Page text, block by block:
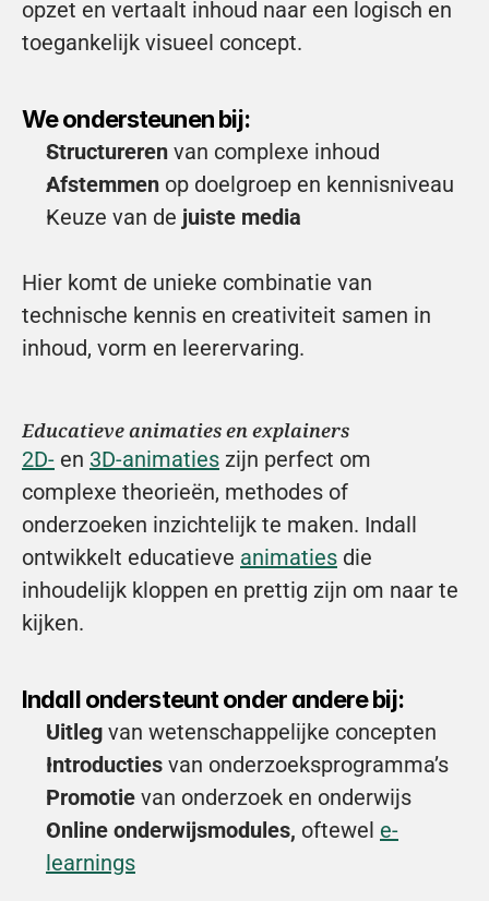
opzet en vertaalt inhoud naar een logisch en
toegankelijk visueel concept.
We ondersteunen bij:
Structureren van complexe inhoud
Afstemmen op doelgroep en kennisniveau
Keuze van de juiste media
Hier komt de unieke combinatie van
technische kennis en creativiteit samen in
inhoud, vorm en leerervaring.
Educatieve animaties en explainers
2D- en 3D-animaties zijn perfect om
complexe theorieën, methodes of
onderzoeken inzichtelijk te maken. Indall
ontwikkelt educatieve animaties die
inhoudelijk kloppen en prettig zijn om naar te
kijken.
Indall ondersteunt onder andere bij:
Uitleg van wetenschappelijke concepten
Introducties van onderzoeksprogramma’s
Promotie van onderzoek en onderwijs
Online onderwijsmodules, oftewel e-
learnings